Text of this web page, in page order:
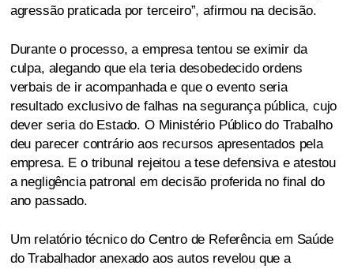
agressão praticada por terceiro”, afirmou na decisão.
Durante o processo, a empresa tentou se eximir da
culpa, alegando que ela teria desobedecido ordens
verbais de ir acompanhada e que o evento seria
resultado exclusivo de falhas na segurança pública, cujo
dever seria do Estado. O Ministério Público do Trabalho
deu parecer contrário aos recursos apresentados pela
empresa. E o tribunal rejeitou a tese defensiva e atestou
a negligência patronal em decisão proferida no final do
ano passado.
Um relatório técnico do Centro de Referência em Saúde
do Trabalhador anexado aos autos revelou que a